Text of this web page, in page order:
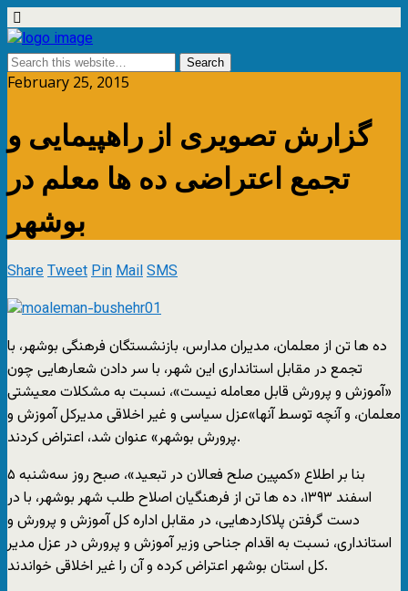
February 25, 2015
گزارش تصویری از راهپیمایی و
تجمع اعتراضی ده ها معلم در
بوشهر
ShareTweetPinMailSMS
ده ها تن از معلمان، مدیران مدارس، بازنشستگان فرهنگی بوشهر، با
تجمع در مقابل استانداری این شهر، با سر دادن شعارهایی چون
«آموزش و پرورش قابل معامله نیست»، نسبت به مشکلات معیشتی
معلمان، و آنچه توسط آنها»عزل سیاسی و غیر اخلاقی مدیرکل آموزش و
پرورش بوشهر» عنوان شد، اعتراض کردند.
بنا بر اطلاع «کمپین صلح فعالان در تبعید»، صبح روز سه‌شنبه ۵
اسفند ۱۳۹۳، ده ها تن از فرهنگیان اصلاح طلب شهر بوشهر، با در
دست گرفتن پلاکاردهایی، در مقابل اداره کل آموزش و پرورش و
استانداری، نسبت به اقدام جناحی وزیر آموزش و پرورش در عزل مدیر
کل استان بوشهر اعتراض کرده و آن را غیر اخلاقی خواندند.